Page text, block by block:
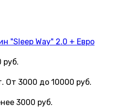
"Sleep Way" 2.0 + Евро